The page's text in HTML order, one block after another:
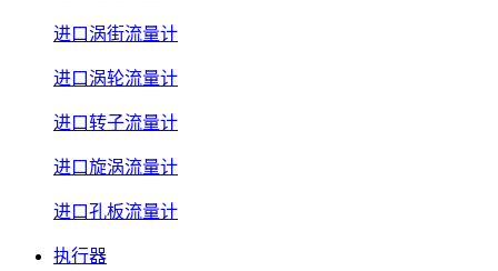
进口涡街流量计
进口涡轮流量计
进口转子流量计
进口旋涡流量计
进口孔板流量计
执行器